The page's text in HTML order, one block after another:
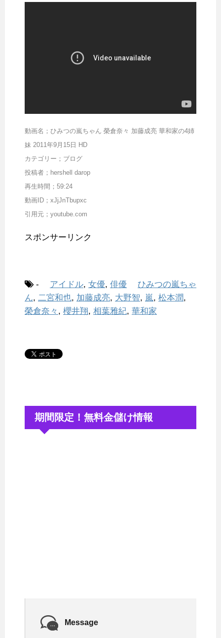
動画名；ひみつの嵐ちゃん 榮倉奈々 加藤成亮 華和家の4姉
妹 2011年9月15日 HD
カテゴリー；ブログ
投稿者；hershell darop
再生時間；59:24
動画ID；xJjJnTbupxc
引用元；youtube.com
スポンサーリンク
- アイドル, 女優, 俳優
ひみつの嵐ちゃ
ん, 二宮和也, 加藤成亮, 大野智, 嵐, 松本潤,
榮倉奈々 , 櫻井翔, 相葉雅紀, 華和家
期間限定！無料金儲け情報
Message